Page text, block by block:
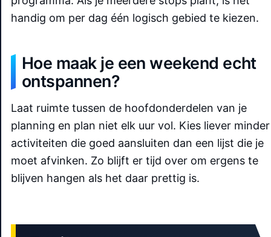
handig om per dag één logisch gebied te kiezen.
Hoe maak je een weekend echt
ontspannen?
Laat ruimte tussen de hoofdonderdelen van je
planning en plan niet elk uur vol. Kies liever minder
activiteiten die goed aansluiten dan een lijst die je
moet afvinken. Zo blijft er tijd over om ergens te
blijven hangen als het daar prettig is.